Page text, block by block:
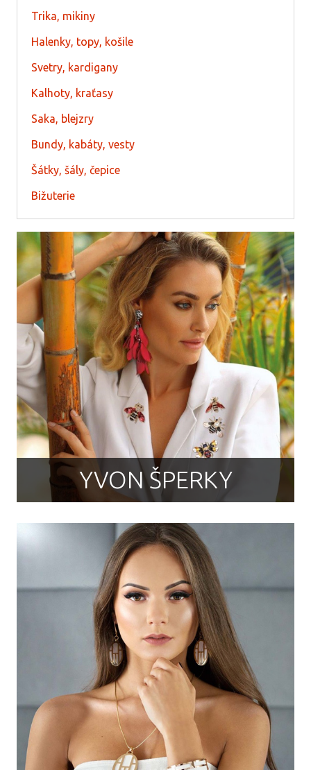
Trika, mikiny
Halenky, topy, košile
Svetry, kardigany
Kalhoty, kraťasy
Saka, blejzry
Bundy, kabáty, vesty
Šátky, šály, čepice
Bižuterie
YVON ŠPERKY